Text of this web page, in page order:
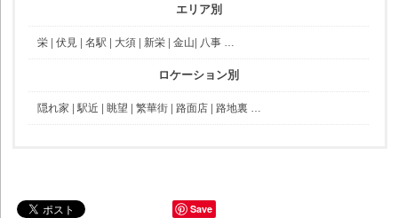
エリア別
栄 |伏見 |名駅 大須 新栄 |金山 八事 …
ロケーション別
隠れ家 |駅近 眺望 |繁華街 |路面店 |路地裏 …
Save